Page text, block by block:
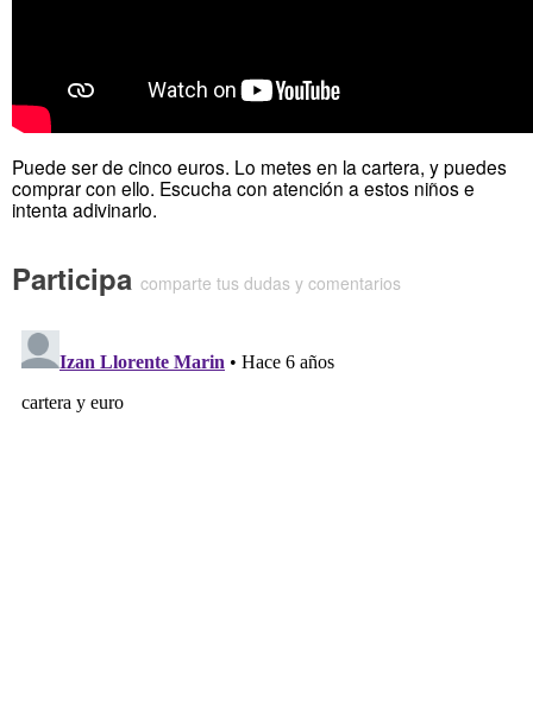
Puede ser de cinco euros. Lo metes en la cartera, y puedes
comprar con ello. Escucha con atención a estos niños e
intenta adivinarlo.
Participa comparte tus dudas y comentarios